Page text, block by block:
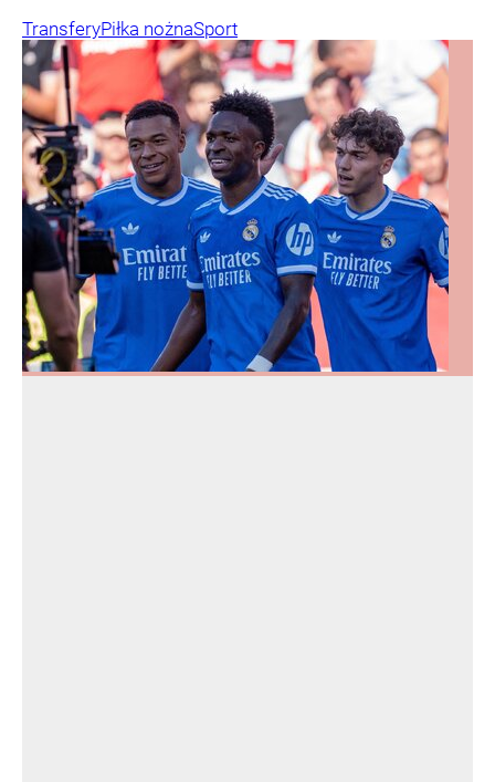
TransferyPiłka nożnaSport